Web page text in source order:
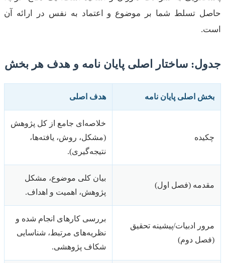
حاصل تسلط شما بر موضوع و اعتماد به نفس در ارائه آن
است.
جدول: ساختار اصلی پایان نامه و هدف هر بخش
بخش اصلی پایان نامه هدف اصلی
چکیده
خلاصه‌ای جامع از کل پژوهش
(مشکل، روش، یافته‌ها،
نتیجه‌گیری).
مقدمه (فصل اول)
بیان کلی موضوع، مشکل
پژوهش، اهمیت و اهداف.
مرور ادبیات/پیشینه تحقیق
(فصل دوم)
بررسی کارهای انجام شده و
نظریه‌های مرتبط، شناسایی
شکاف پژوهشی.